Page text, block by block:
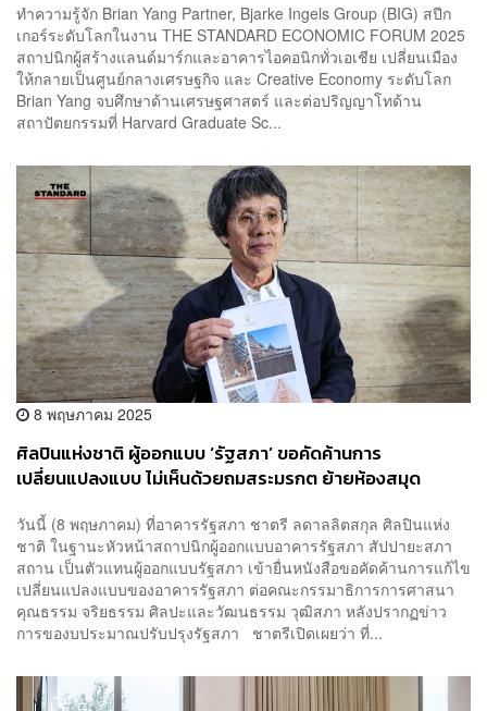
ทำความรู้จัก Brian Yang Partner, Bjarke Ingels Group (BIG) สปีก
เกอร์ระดับโลกในงาน THE STANDARD ECONOMIC FORUM 2025
สถาปนิกผู้สร้างแลนด์มาร์กและอาคารไอคอนิกทั่วเอเชีย เปลี่ยนเมือง
ให้กลายเป็นศูนย์กลางเศรษฐกิจ และ Creative Economy ระดับโลก
Brian Yang จบศึกษาด้านเศรษฐศาสตร์ และต่อปริญญาโทด้าน
สถาปัตยกรรมที่ Harvard Graduate Sc...
8 พฤษภาคม 2025
ศิลปินแห่งชาติ ผู้ออกแบบ ‘รัฐสภา’ ขอคัดค้านการ
เปลี่ยนแปลงแบบ ไม่เห็นด้วยถมสระมรกต ย้ายห้องสมุด
วันนี้ (8 พฤษภาคม) ที่อาคารรัฐสภา ชาตรี ลดาลลิตสกุล ศิลปินแห่ง
ชาติ ในฐานะหัวหน้าสถาปนิกผู้ออกแบบอาคารรัฐสภา สัปปายะสภา
สถาน เป็นตัวแทนผู้ออกแบบรัฐสภา เข้ายื่นหนังสือขอคัดค้านการแก้ไข
เปลี่ยนแปลงแบบของอาคารรัฐสภา ต่อคณะกรรมาธิการการศาสนา
คุณธรรม จริยธรรม ศิลปะและวัฒนธรรม วุฒิสภา หลังปรากฏข่าว
การของบประมาณปรับปรุงรัฐสภา ชาตรีเปิดเผยว่า ที่...